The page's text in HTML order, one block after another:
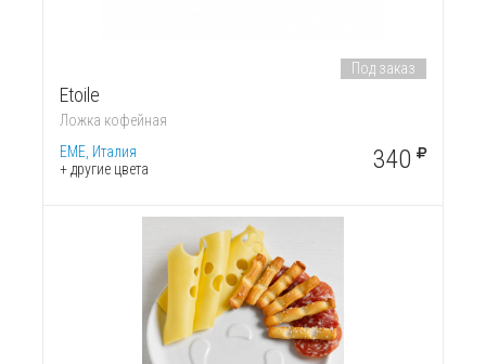
Etoile
Ложка кофейная
EME, Италия
+ другие цвета
Под заказ
340